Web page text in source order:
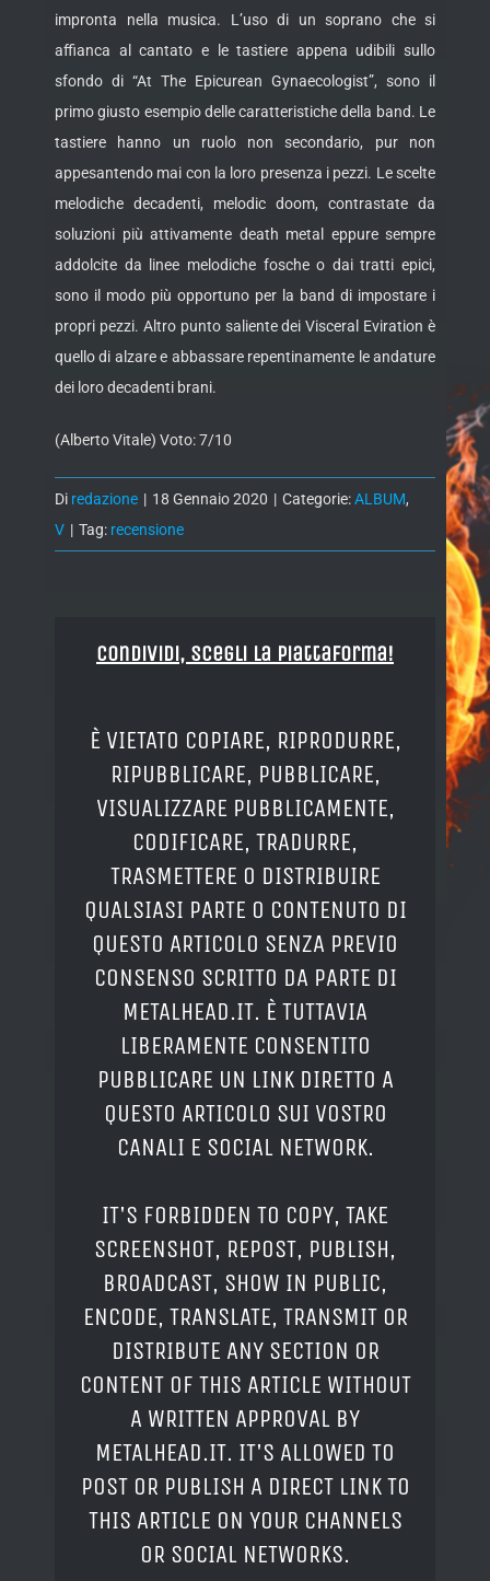
impronta nella musica. L’uso di un soprano che si
affianca al cantato e le tastiere appena udibili sullo
sfondo di “At The Epicurean Gynaecologist”, sono il
primo giusto esempio delle caratteristiche della band. Le
tastiere hanno un ruolo non secondario, pur non
appesantendo mai con la loro presenza i pezzi. Le scelte
melodiche decadenti, melodic doom, contrastate da
soluzioni più attivamente death metal eppure sempre
addolcite da linee melodiche fosche o dai tratti epici,
sono il modo più opportuno per la band di impostare i
propri pezzi. Altro punto saliente dei Visceral Eviration è
quello di alzare e abbassare repentinamente le andature
dei loro decadenti brani.
(Alberto Vitale) Voto: 7/10
Di redazione | 18 Gennaio 2020 | Categorie:ALBUM,
V | Tag: recensione
Condividi, Scegli la piattaforma!
È VIETATO COPIARE, RIPRODURRE,
RIPUBBLICARE, PUBBLICARE,
VISUALIZZARE PUBBLICAMENTE,
CODIFICARE, TRADURRE,
TRASMETTERE O DISTRIBUIRE
QUALSIASI PARTE O CONTENUTO DI
QUESTO ARTICOLO SENZA PREVIO
CONSENSO SCRITTO DA PARTE DI
METALHEAD.IT. È TUTTAVIA
LIBERAMENTE CONSENTITO
PUBBLICARE UN LINK DIRETTO A
QUESTO ARTICOLO SUI VOSTRO
CANALI E SOCIAL NETWORK.
IT'S FORBIDDEN TO COPY, TAKE
SCREENSHOT, REPOST, PUBLISH,
BROADCAST, SHOW IN PUBLIC,
ENCODE, TRANSLATE, TRANSMIT OR
DISTRIBUTE ANY SECTION OR
CONTENT OF THIS ARTICLE WITHOUT
A WRITTEN APPROVAL BY
METALHEAD.IT. IT'S ALLOWED TO
POST OR PUBLISH A DIRECT LINK TO
THIS ARTICLE ON YOUR CHANNELS
OR SOCIAL NETWORKS.